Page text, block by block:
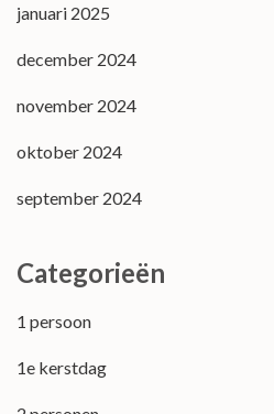
januari 2025
december 2024
november 2024
oktober 2024
september 2024
Categorieën
1 persoon
1e kerstdag